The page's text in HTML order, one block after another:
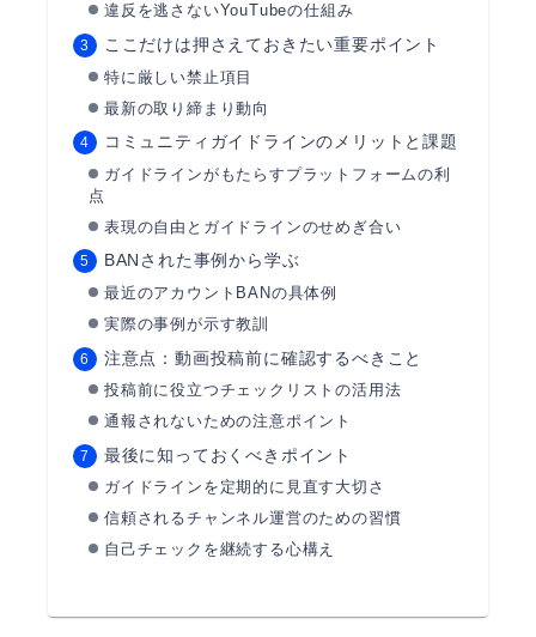
違反を逃さないYouTubeの仕組み
ここだけは押さえておきたい重要ポイント
特に厳しい禁止項目
最新の取り締まり動向
コミュニティガイドラインのメリットと課題
ガイドラインがもたらすプラットフォームの利
点
表現の自由とガイドラインのせめぎ合い
BANされた事例から学ぶ
最近のアカウントBANの具体例
実際の事例が示す教訓
注意点：動画投稿前に確認するべきこと
投稿前に役立つチェックリストの活用法
通報されないための注意ポイント
最後に知っておくべきポイント
ガイドラインを定期的に見直す大切さ
信頼されるチャンネル運営のための習慣
自己チェックを継続する心構え